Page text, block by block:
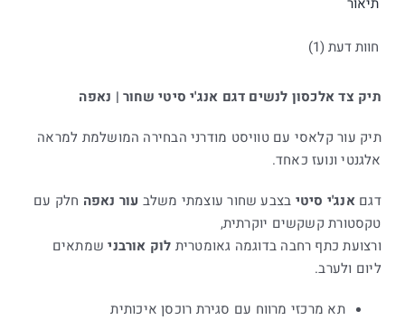
חוות דעת (1)
תיק צד אלכסון לנשים דגם אנג'י סיטי שחור | נאפה
תיק עור קלאסי עם טוויסט מודרני הבחירה המושלמת למראה
אלגנטי ונועז כאחד.
דגםאנג'י סיטי בצבע שחור עוצמתי משלב עור נאפה חלק עם
טקסטורת קשקשים יוקרתית,
ורצועת כתף רחבה בדוגמה גאומטרית לוק אורבנישמתאים
ליום ולערב.
תא מרכזי מרווח עם סגירת רוכסן איכותית